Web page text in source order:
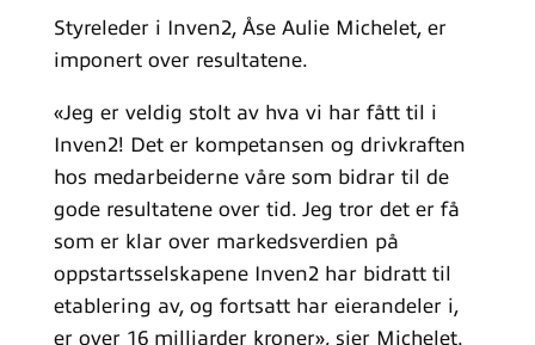
Styreleder i Inven2, Åse Aulie Michelet, er
imponert over resultatene.
«Jeg er veldig stolt av hva vi har fått til i
Inven2! Det er kompetansen og drivkraften
hos medarbeiderne våre som bidrar til de
gode resultatene over tid. Jeg tror det er få
som er klar over markedsverdien på
oppstartsselskapene Inven2 har bidratt til
etablering av, og fortsatt har eierandeler i,
er over 16 milliarder kroner», sier Michelet.